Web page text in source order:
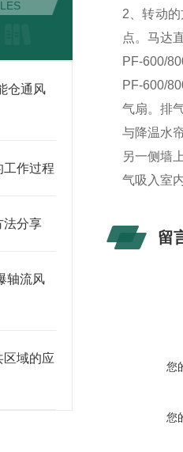
仓通风
工作过程
法分享
轴流风
区域的应
2、转动
点。马达
PF-600/
PF-600/
气扇。排
与降温水
另一侧墙
气吸入室
留
您
您